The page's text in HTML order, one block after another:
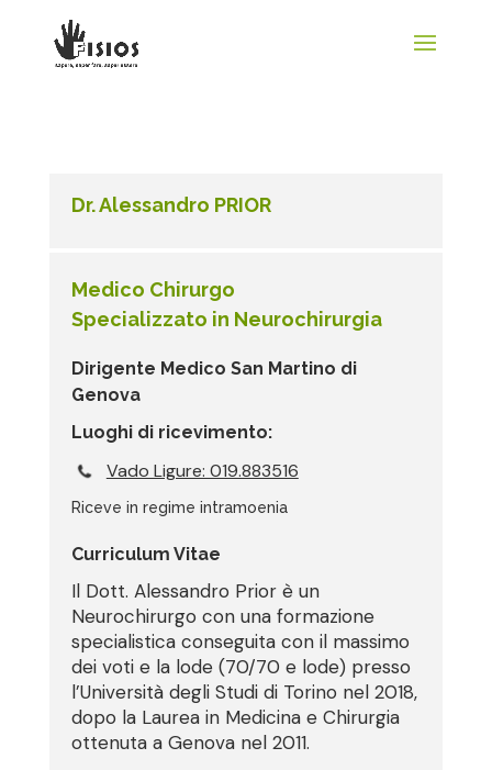
Dr. Alessandro PRIOR
Medico Chirurgo
Specializzato in Neurochirurgia
Dirigente Medico San Martino di
Genova
Luoghi di ricevimento:
Vado Ligure: 019.883516
Riceve in regime intramoenia
Curriculum Vitae
Il Dott. Alessandro Prior è un
Neurochirurgo con una formazione
specialistica conseguita con il massimo
dei voti e la lode (70/70 e lode) presso
l’Università degli Studi di Torino nel 2018,
dopo la Laurea in Medicina e Chirurgia
ottenuta a Genova nel 2011.